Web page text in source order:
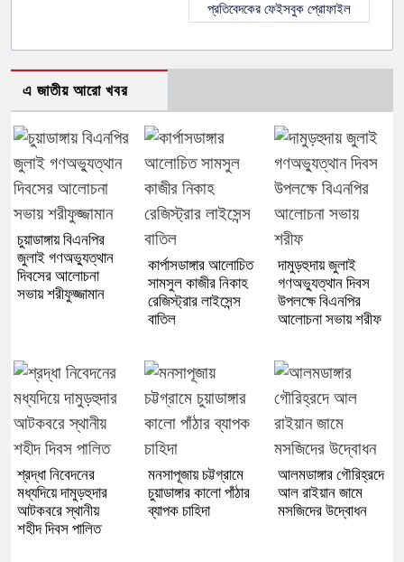
প্রতিবেদকের ফেইসবুক প্রোফাইল
এ জাতীয় আরো খবর
চুয়াডাঙ্গায় বিএনপির
জুলাই গণঅভ্যুত্থান
দিবসের আলোচনা
সভায় শরীফুজ্জামান
কার্পাসডাঙ্গার আলোচিত
সামসুল কাজীর নিকাহ
রেজিস্ট্রার লাইসেন্স
বাতিল
দামুড়হুদায় জুলাই
গণঅভ্যুত্থান দিবস
উপলক্ষে বিএনপির
আলোচনা সভায় শরীফ
শ্রদ্ধা নিবেদনের
মধ্যদিয়ে দামুড়হুদার
আটকবরে স্থানীয়
শহীদ দিবস পালিত
মনসাপূজায় চট্টগ্রামে
চুয়াডাঙ্গার কালো পাঁঠার
ব্যাপক চাহিদা
আলমডাঙ্গার গৌরিহ্রদে
আল রাইয়ান জামে
মসজিদের উদ্বোধন